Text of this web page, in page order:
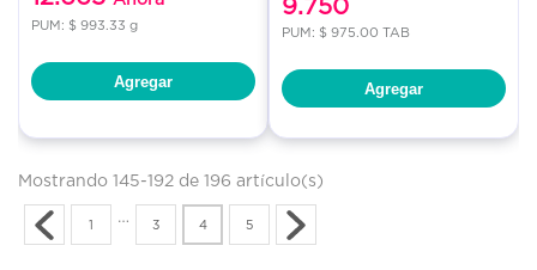
PUM: $ 993.33 g
Agregar
9.750
PUM: $ 975.00 TAB
Agregar
Mostrando 145-192 de 196 artículo(s)
1 … 3 4 5